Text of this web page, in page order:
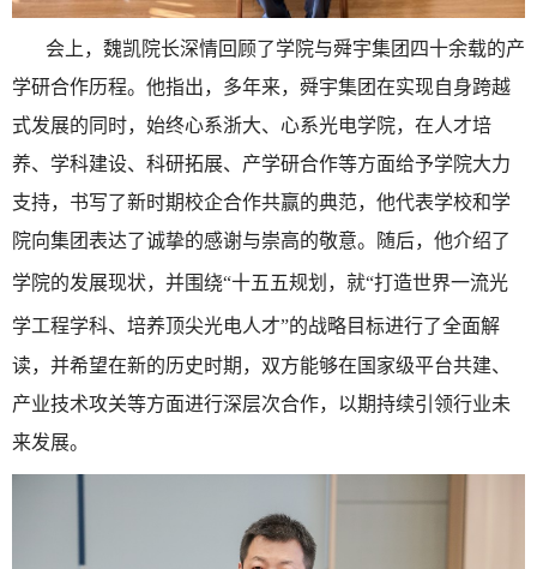
会上，魏凯院长深情回顾了学院与舜宇集团四十余载的产
学研合作历程。他指出，多年来，舜宇集团在实现自身跨越
式发展的同时，始终心系浙大、心系光电学院，在人才培
养、学科建设、科研拓展、产学研合作等方面给予学院大力
支持，书写了新时期校企合作共赢的典范，他代表学校和学
院向集团表达了诚挚的感谢与崇高的敬意。随后，他介绍了
学院的发展现状，并围绕“十五五规划，就“打造世界一流光
学工程学科、 培养顶尖光电人才”的战略目标进行了全面解
读，并希望在新的历史时期，双方能够在国家级平台共建、
产业技术攻关等方面进行深层次合作，以期持续引领行业未
来发展。